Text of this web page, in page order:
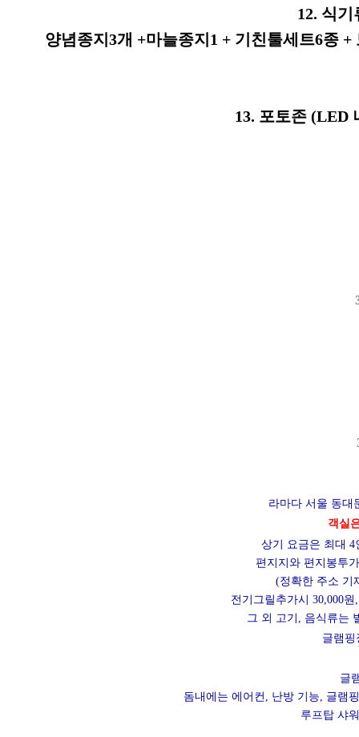
12. 식
양념종지3개 +마늘종지1 + 기친툴세트6종 +
13. 포토존 (LED
라마다 서울 동대
객실
상기 요금은 최대
편지지와 편지봉투
(정확한 주소 기
전기그릴추가시 30,000
그 외 고기, 음식류는
글램
글
돔내에는 에어컨, 난방 기능, 글램
루프탑 샤